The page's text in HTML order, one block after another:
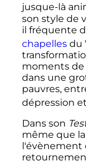
jusque-là
son style de
il fréquente
chapellesdu
moments de
dans une
pauvres,
dépression
Dans son
même que